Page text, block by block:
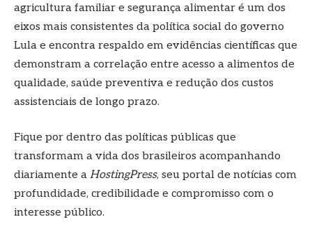
agricultura familiar e segurança alimentar é um dos
eixos mais consistentes da política social do governo
Lula e encontra respaldo em evidências científicas que
demonstram a correlação entre acesso a alimentos de
qualidade, saúde preventiva e redução dos custos
assistenciais de longo prazo.
Fique por dentro das políticas públicas que
transformam a vida dos brasileiros acompanhando
diariamente a HostingPress, seu portal de notícias com
profundidade, credibilidade e compromisso com o
interesse público.